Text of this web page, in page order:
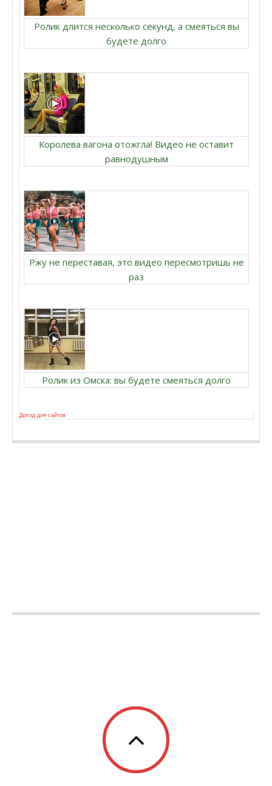
Ролик длится несколько секунд, а смеяться вы
будете долго
Королева вагона отожгла! Видео не оставит
равнодушным
Ржу не переставая, это видео пересмотришь не
раз
Ролик из Омска: вы будете смеяться долго
Доход для сайтов